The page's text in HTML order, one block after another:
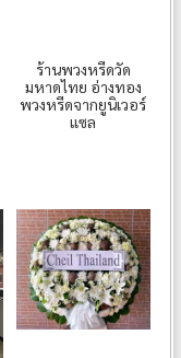
ร้านพวงหรีดวัด
มหาดไทย อ่างทอง
พวงหรีดจากยูนิเวอร์
แซล